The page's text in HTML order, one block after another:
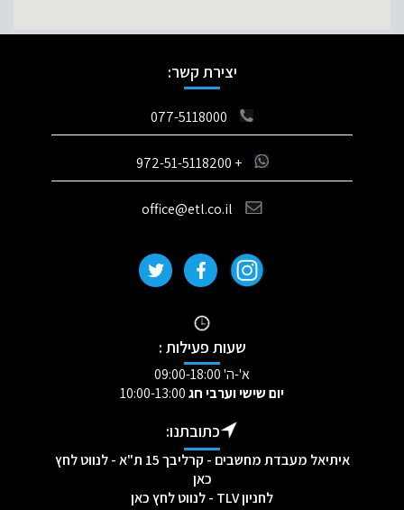
יצירת קשר:
077-5118000
+ 972-51-5118200
office@etl.co.il
שעות פעילות :
א'-ה' 09:00-18:00
יום שישי וערבי חג
כתובתנו:
איתיאל מעבדת מחשבים - קרליבך 15 ת"א - לנווט לחץ
כאן
לחניון TLV - לנווט לחץ כאן